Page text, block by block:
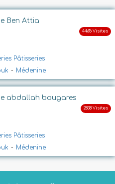
Ben Attia
Pâtisseries
- Médenine
abdallah bougares
Pâtisseries
- Médenine